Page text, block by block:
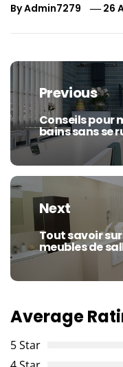
ByAdmin7279 26
de
l’article
Previous
Previous
post:
Conseils pour
bains sans se
Next
Next
post:
Tout savoir
meubles de
Average
5 Star